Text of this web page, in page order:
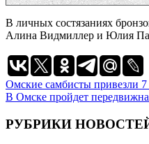
В личных состязаниях
Алина Видмиллер и Юлия
Навигация
по
записям
Омские самбисты привезли
В Омске пройдет
РУБРИКИ